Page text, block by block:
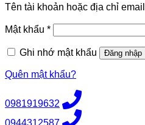
Tên tài khoản hoặc địa chỉ email
Mật khẩu *Bắt
buộc
Ghi nhớ mật khẩu
Đăng nhập
Quên mật khẩu?
0981919632